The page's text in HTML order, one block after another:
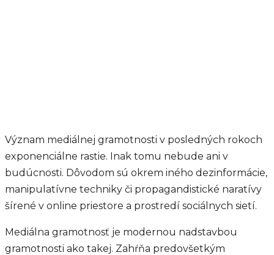
Význam mediálnej gramotnosti v posledných rokoch
exponenciálne rastie. Inak tomu nebude ani v
budúcnosti. Dôvodom sú okrem iného dezinformácie,
manipulatívne techniky či propagandistické naratívy
šírené v online priestore a prostredí sociálnych sietí.
Mediálna gramotnosť je modernou nadstavbou
gramotnosti ako takej. Zahŕňa predovšetkým